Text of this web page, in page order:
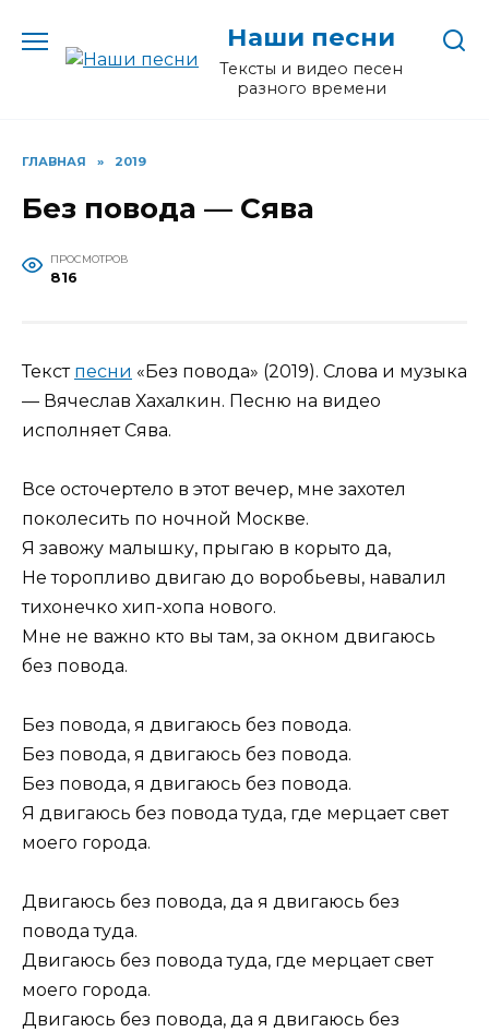
содержанию
Наши песни
Тексты и видео песен
разного времени
ГЛАВНАЯ » 2019
Без повода — Сява
ПРОСМОТРОВ
816
Текст песни «Без повода» (2019). Слова и музыка
— Вячеслав Хахалкин. Песню на видео
исполняет Сява.
Все осточертело в этот вечер, мне захотел
поколесить по ночной Москве.
Я завожу малышку, прыгаю в корыто да,
Не торопливо двигаю до воробьевы, навалил
тихонечко хип-хопа нового.
Мне не важно кто вы там, за окном двигаюсь
без повода.
Без повода, я двигаюсь без повода.
Без повода, я двигаюсь без повода.
Без повода, я двигаюсь без повода.
Я двигаюсь без повода туда, где мерцает свет
моего города.
Двигаюсь без повода, да я двигаюсь без
повода туда.
Двигаюсь без повода туда, где мерцает свет
моего города.
Двигаюсь без повода, да я двигаюсь без